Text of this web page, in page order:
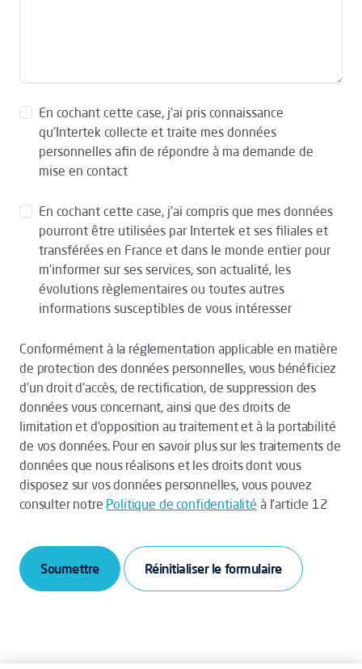
En cochant cette case, j’ai pris connaissance
qu’Intertek collecte et traite mes données
personnelles afin de répondre à ma demande de
mise en contact
En cochant cette case, j’ai compris que mes données
pourront être utilisées par Intertek et ses filiales et
transférées en France et dans le monde entier pour
m’informer sur ses services, son actualité, les
évolutions règlementaires ou toutes autres
informations susceptibles de vous intéresser
Conformément à la réglementation applicable en matière
de protection des données personnelles, vous bénéficiez
d’un droit d’accès, de rectification, de suppression des
données vous concernant, ainsi que des droits de
limitation et d’opposition au traitement et à la portabilité
de vos données. Pour en savoir plus sur les traitements de
données que nous réalisons et les droits dont vous
disposez sur vos données personnelles, vous pouvez
consulter notre Politique de confidentialité à l’article 12
Soumettre